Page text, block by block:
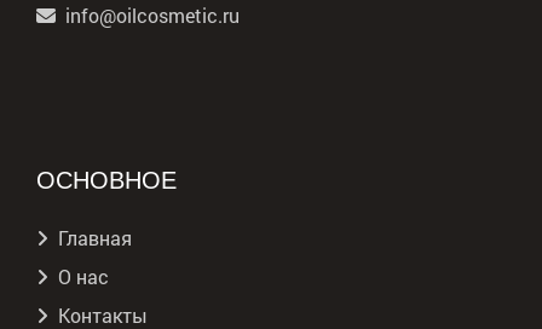
info@oilcosmetic.ru
ОСНОВНОЕ
Главная
О нас
Контакты